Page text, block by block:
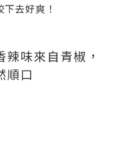
去好爽！
味來自青椒，
順口